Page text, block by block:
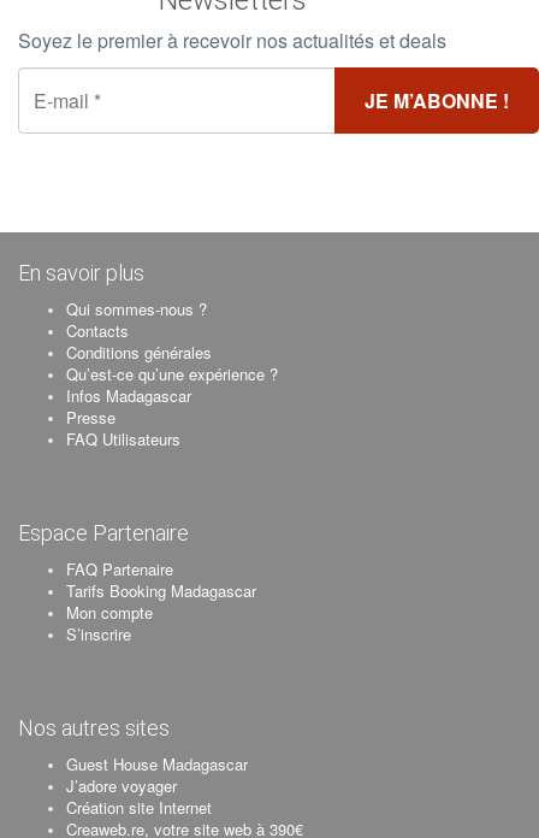
Soyez le premier à recevoir nos actualités et deals
En savoir plus
Qui sommes-nous ?
Contacts
Conditions générales
Qu’est-ce qu’une expérience ?
Infos Madagascar
Presse
FAQ Utilisateurs
Espace Partenaire
FAQ Partenaire
Tarifs Booking Madagascar
Mon compte
S’inscrire
Nos autres sites
Guest House Madagascar
J’adore voyager
Création site Internet
Creaweb.re, votre site web à 390€